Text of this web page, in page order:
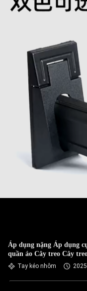
Áp dụng nặng Áp dụng
quần áo Cây treo Cây
với đệm
Tay kéo nhôm